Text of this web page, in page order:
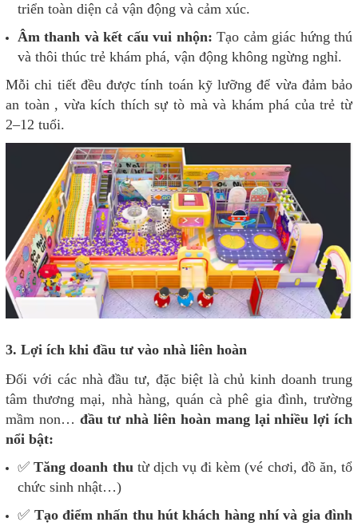
triển toàn diện cả vận động và cảm xúc.
Âm thanh và kết cấu vui nhộn: Tạo cảm giác hứng thú
và thôi thúc trẻ khám phá, vận động không ngừng nghỉ.
Mỗi chi tiết đều được tính toán kỹ lưỡng để vừa đảm bảo
an toàn , vừa kích thích sự tò mà và khám phá của trẻ từ
2–12 tuổi.
3. Lợi ích khi đầu tư vào nhà liên hoàn
Đối với các nhà đầu tư, đặc biệt là chủ kinh doanh trung
tâm thương mại, nhà hàng, quán cà phê gia đình, trường
mầm non… đầu tư nhà liên hoàn mang lại nhiều lợi ích
nổi bật:
✅Tăng doanh thutừ dịch vụ đi kèm (vé chơi, đồ ăn, tổ
chức sinh nhật…)
✅ Tạo điểm nhấn thu hút khách hàng nhí và gia đình